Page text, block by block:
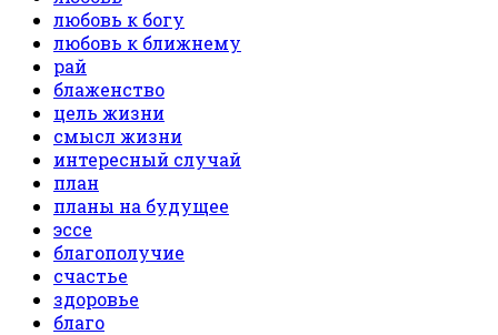
любовь к богу
любовь к ближнему
рай
блаженство
цель жизни
смысл жизни
интересный случай
план
планы на будущее
эссе
благополучие
счастье
здоровье
благо